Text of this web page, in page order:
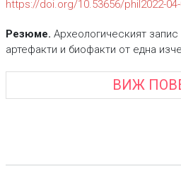
https://doi.org/10.53656/phil2022-
Резюме. Археологическият
артефакти и биофакти от една
ВИЖ